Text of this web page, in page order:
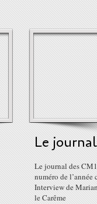
Le
Le journal des
numéro de
Interview de
le Carême